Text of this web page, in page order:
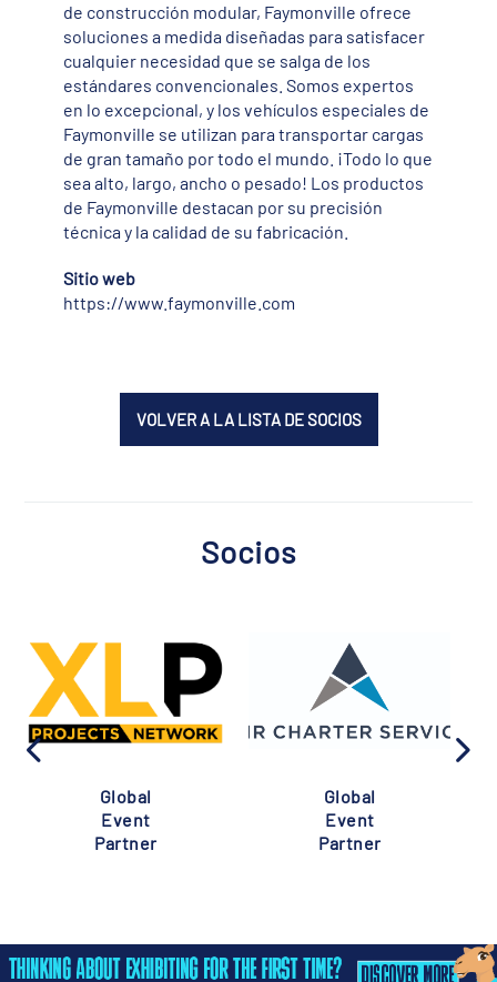
de construcción modular, Faymonville ofrece
soluciones a medida diseñadas para satisfacer
cualquier necesidad que se salga de los
estándares convencionales. Somos expertos
en lo excepcional, y los vehículos especiales de
Faymonville se utilizan para transportar cargas
de gran tamaño por todo el mundo. ¡Todo lo que
sea alto, largo, ancho o pesado! Los productos
de Faymonville destacan por su precisión
técnica y la calidad de su fabricación.
Sitio web
https://www.faymonville.com
VOLVER A LA LISTA DE SOCIOS
Socios
Global
Event
Partner
Global
Event
Partner